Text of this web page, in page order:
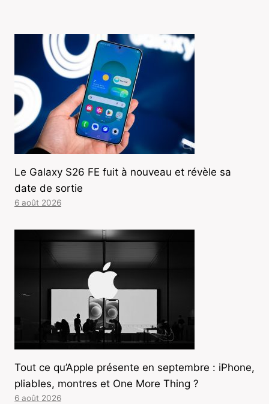
Le Galaxy S26 FE fuit à nouveau et révèle sa
date de sortie
6 août 2026
Tout ce qu’Apple présente en septembre : iPhone,
pliables, montres et One More Thing ?
6 août 2026